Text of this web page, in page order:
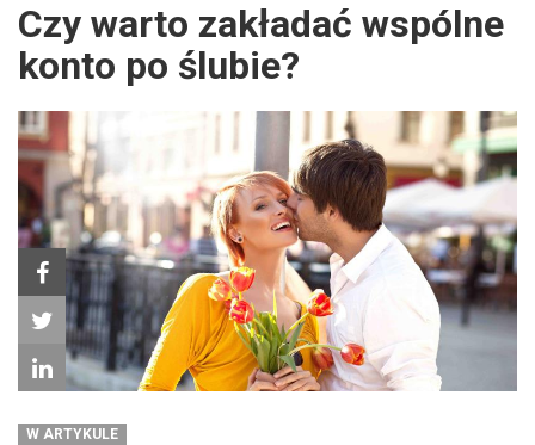
Czy warto zakładać wspólne
konto po ślubie?
W ARTYKULE